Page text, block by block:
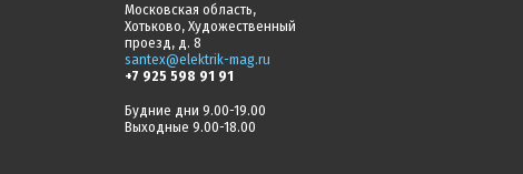
Московская область,
Хотьково, Художественный
проезд, д. 8
santex@elektrik-mag.ru
+7 925 598 91 91
Будние дни 9.00-19.00
Выходные 9.00-18.00